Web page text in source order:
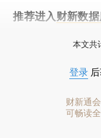
推荐进入 财新数
本文共
登录
财新通
可畅读